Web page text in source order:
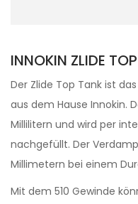
INNOKIN ZLIDE
Der Zlide Top Tank ist
aus dem Hause Innokin.
Millilitern und wird per
nachgefüllt. Der
Millimetern bei einem
Mit dem 510 Gewinde